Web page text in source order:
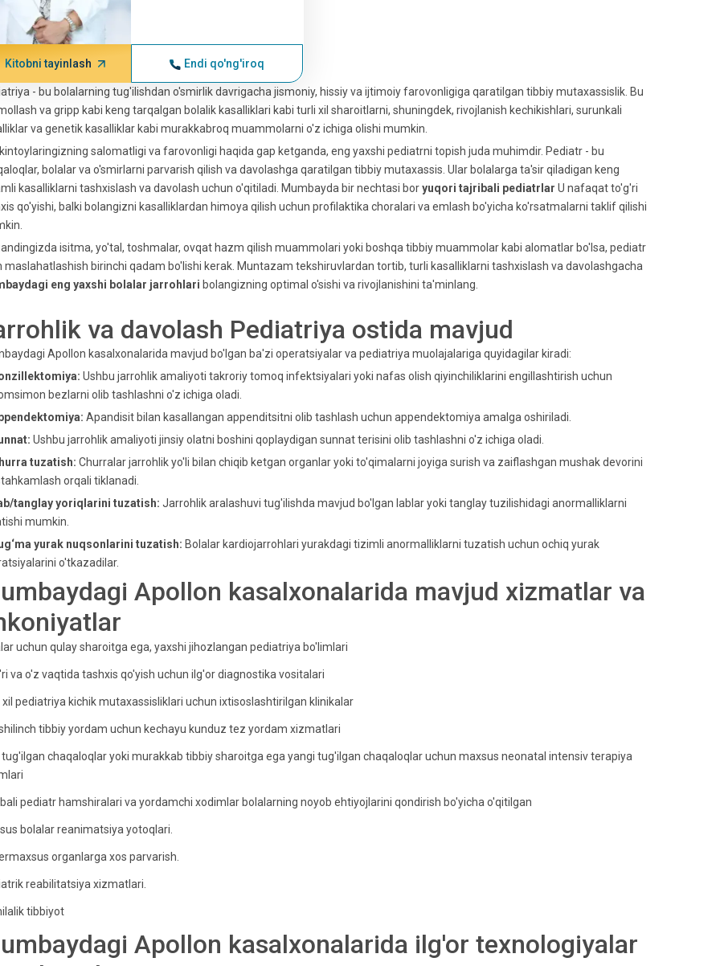
Kitobni tayinlash Endi qo'ng'iroq
- bu bolalarning tug'ilishdan o'smirlik davrigacha jismoniy, hissiy va ijtimoiy farovonligiga qaratilgan tibbiy mutaxassislik. Bu
va gripp kabi keng tarqalgan bolalik kasalliklari kabi turli xil sharoitlarni, shuningdek, rivojlanish kechikishlari, surunkali
va genetik kasalliklar kabi murakkabroq muammolarni o'z ichiga olishi mumkin.
salomatligi va farovonligi haqida gap ketganda, eng yaxshi pediatrni topish juda muhimdir. Pediatr - bu
bolalar va o'smirlarni parvarish qilish va davolashga qaratilgan tibbiy mutaxassis. Ular bolalarga ta'sir qiladigan keng
kasalliklarni tashxislash va davolash uchun o'qitiladi. Mumbayda bir nechtasi boryuqori tajribali pediatrlar U nafaqat to'g'ri
qo'yishi, balki bolangizni kasalliklardan himoya qilish uchun profilaktika choralari va emlash bo'yicha ko'rsatmalarni taklif qilishi
isitma, yo'tal, toshmalar, ovqat hazm qilish muammolari yoki boshqa tibbiy muammolar kabi alomatlar bo'lsa, pediatr
maslahatlashish birinchi qadam bo'lishi kerak. Muntazam tekshiruvlardan tortib, turli kasalliklarni tashxislash va davolashgacha
eng yaxshi bolalar jarrohlari bolangizning optimal o'sishi va rivojlanishini ta'minlang.
va davolash Pediatriya ostida mavjud
Apollon kasalxonalarida mavjud bo'lgan ba'zi operatsiyalar va pediatriya muolajalariga quyidagilar kiradi:
Ushbu jarrohlik amaliyoti takroriy tomoq infektsiyalari yoki nafas olish qiyinchiliklarini engillashtirish uchun
bezlarni olib tashlashni o'z ichiga oladi.
Apandisit bilan kasallangan appenditsitni olib tashlash uchun appendektomiya amalga oshiriladi.
Ushbu jarrohlik amaliyoti jinsiy olatni boshini qoplaydigan sunnat terisini olib tashlashni o'z ichiga oladi.
tuzatish: Churralar jarrohlik yo'li bilan chiqib ketgan organlar yoki to'qimalarni joyiga surish va zaiflashgan mushak devorini
orqali tiklanadi.
tanglay yoriqlarini tuzatish: Jarrohlik aralashuvi tug'ilishda mavjud bo'lgan lablar yoki tanglay tuzilishidagi anormalliklarni
mumkin.
yurak nuqsonlarini tuzatish: Bolalar kardiojarrohlari yurakdagi tizimli anormalliklarni tuzatish uchun ochiq yurak
o'tkazadilar.
Apollon kasalxonalarida mavjud xizmatlar va
uchun qulay sharoitga ega, yaxshi jihozlangan pediatriya bo'limlari
va o'z vaqtida tashxis qo'yish uchun ilg'or diagnostika vositalari
xil pediatriya kichik mutaxassisliklari uchun ixtisoslashtirilgan klinikalar
tibbiy yordam uchun kechayu kunduz tez yordam xizmatlari
tug'ilgan chaqaloqlar yoki murakkab tibbiy sharoitga ega yangi tug'ilgan chaqaloqlar uchun maxsus neonatal intensiv terapiya
pediatr hamshiralari va yordamchi xodimlar bolalarning noyob ehtiyojlarini qondirish bo'yicha o'qitilgan
bolalar reanimatsiya yotoqlari.
organlarga xos parvarish.
reabilitatsiya xizmatlari.
tibbiyot
Apollon kasalxonalarida ilg'or texnologiyalar